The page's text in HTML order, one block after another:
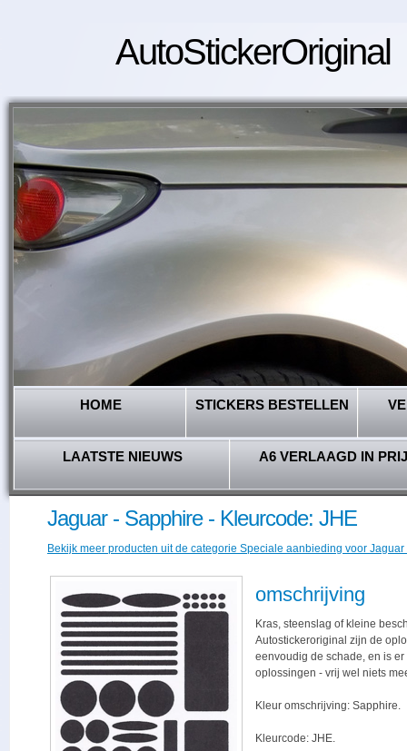
AutoStickerOriginal
HOME STICKERS BESTELLEN
LAATSTE NIEUWS A6 VERLAAGD IN
Jaguar - Sapphire - Kleurcode: JHE
Bekijk meer producten uit de categorie Speciale aanbieding voor Jaguar
omschrijving
Kras, steenslag of kleine
Autostickeroriginal zijn de
eenvoudig de schade, en is
oplossingen - vrij wel niets
Kleur omschrijving: Sapphire.
Kleurcode: JHE.